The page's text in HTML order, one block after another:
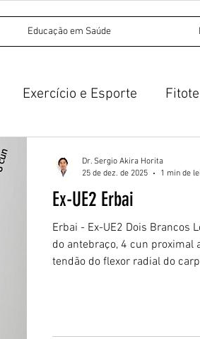
Educação em Saúde
Exercício e Esporte
Medicina Tradicional Chinesa
Ex-UE2 Erbai
Erbai - Ex-UE2 Dois Brancos
do antebraço, 4 cun proximal
tendão do flexor radial do
Dr. Sergio Akira Horita
25 de dez. de 2025
1 min de